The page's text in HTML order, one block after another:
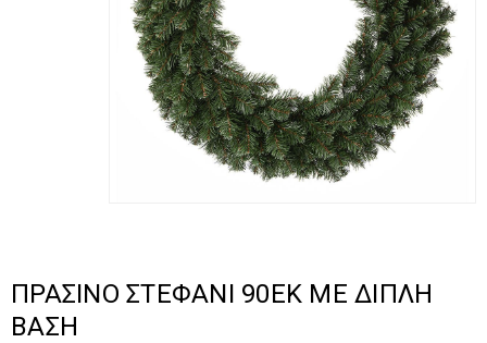
ΠΡΑΣΙΝΟ ΣΤΕΦΑΝΙ 90ΕΚ ΜΕ ΔΙΠΛΗ
ΒΑΣΗ